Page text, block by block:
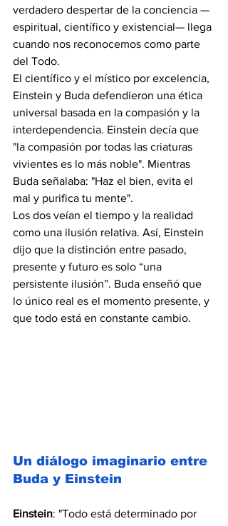
verdadero despertar de la conciencia —
espiritual, científico y existencial— llega
cuando nos reconocemos como parte
del Todo.
El científico y el místico por excelencia,
Einstein y Buda defendieron una ética
universal basada en la compasión y la
interdependencia. Einstein decía que
"la compasión por todas las criaturas
vivientes es lo más noble". Mientras
Buda señalaba: "Haz el bien, evita el
mal y purifica tu mente".
Los dos veían el tiempo y la realidad
como una ilusión relativa. Así, Einstein
dijo que la distinción entre pasado,
presente y futuro es solo “una
persistente ilusión”. Buda enseñó que
lo único real es el momento presente, y
que todo está en constante cambio.
Un diálogo imaginario entre
Buda y Einstein
Einstein: "Todo está determinado por